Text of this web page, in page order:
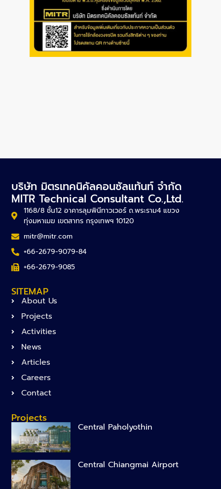
บริษัท มิตรเทคนิคัลคอนซัลแท้นท์ จำกัด
MITR Technical Consultant Co.,Ltd.
1168/8 ชั้น12 อาคารลุมพินีทาวเวอร์ ถ.พระราม4 แขวง
ทุ่งมหาเมฆ เขตสาทร กรุงเทพฯ 10120
mitr@mitr.com
+66-2679-9079-84
+66-2679-9085
SITEMAP
About Us
Projects
Activities
News
Articles
Careers
Contact
Projects
Central Paholyothin
Central Chiangmai Airport